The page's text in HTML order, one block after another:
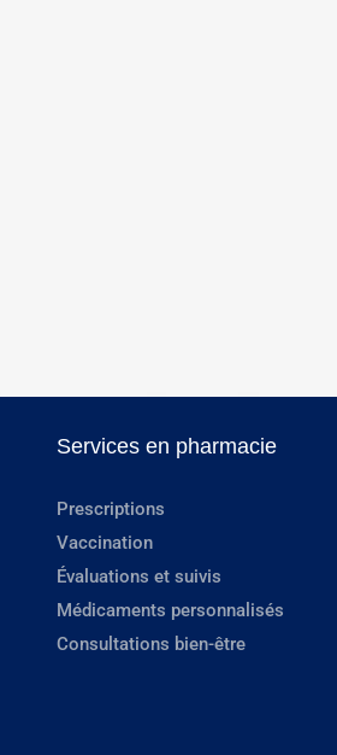
Services en pharmacie
Prescriptions
Vaccination
Évaluations et suivis
Médicaments personnalisés
Consultations bien-être